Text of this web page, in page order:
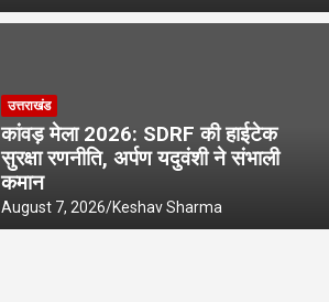
उत्तराखंड
कांवड़ मेला 2026: SDRF की
यदुवंशी ने संभाली कमान
उत्तराखंड
कांवड़ मेला 2026: SDRF की हाईटेक
सुरक्षा रणनीति, अर्पण यदुवंशी ने संभाली
कमान
August 7, 2026 Keshav Sharma